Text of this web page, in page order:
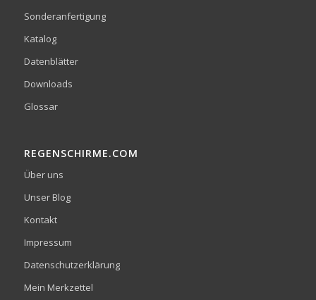
Sonderanfertigung
Katalog
Datenblätter
Downloads
Glossar
REGENSCHIRME.COM
Über uns
Unser Blog
Kontakt
Impressum
Datenschutzerklärung
Mein Merkzettel